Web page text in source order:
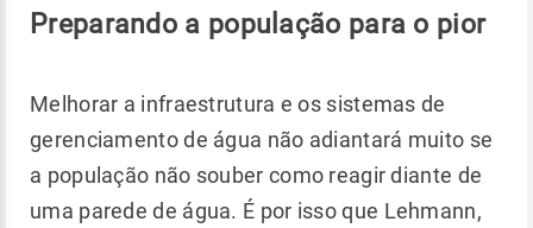
Preparando a população para o pior
Melhorar a infraestrutura e os sistemas de
gerenciamento de água não adiantará muito se
a população não souber como reagir diante de
uma parede de água. É por isso que Lehmann,